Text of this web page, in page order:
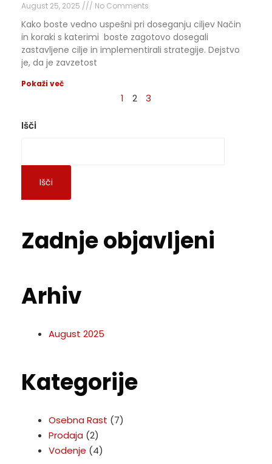
August 25, 2025 No Comments
Kako boste vedno uspešni pri doseganju ciljev Način
in koraki s katerimi boste zagotovo dosegali
zastavljene cilje in implementirali strategije. Dejstvo
je, da je zavzetost
Pokaži več
1 2 3
Išči
Išči
Zadnje objavljeni
Arhiv
August 2025
Kategorije
Osebna Rast (7)
Prodaja (2)
Vodenje (4)